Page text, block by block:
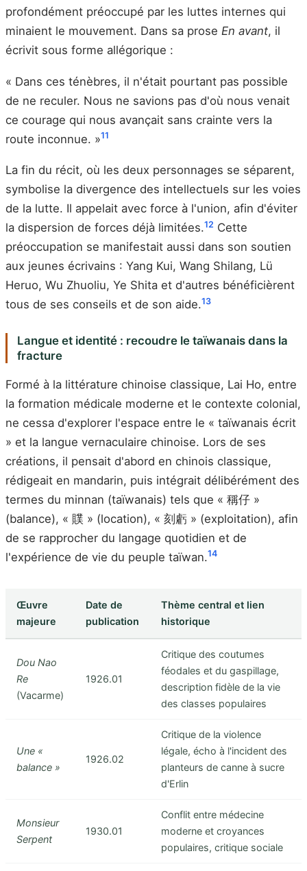
profondément préoccupé par les luttes internes qui
minaient le mouvement. Dans sa prose En avant, il
écrivit sous forme allégorique :
« Dans ces ténèbres, il n'était pourtant pas possible
de ne reculer. Nous ne savions pas d'où nous venait
ce courage qui nous avançait sans crainte vers la
route inconnue. »11
La fin du récit, où les deux personnages se séparent,
symbolise la divergence des intellectuels sur les voies
de la lutte. Il appelait avec force à l'union, afin d'éviter
la dispersion de forces déjà limitées.12 Cette
préoccupation se manifestait aussi dans son soutien
aux jeunes écrivains : Yang Kui, Wang Shilang, Lü
Heruo, Wu Zhuoliu, Ye Shita et d'autres bénéficièrent
tous de ses conseils et de son aide.13
Langue et identité : recoudre le taïwanais dans la
fracture
Formé à la littérature chinoise classique, Lai Ho, entre
la formation médicale moderne et le contexte colonial,
ne cessa d'explorer l'espace entre le « taïwanais écrit
» et la langue vernaculaire chinoise. Lors de ses
créations, il pensait d'abord en chinois classique,
rédigeait en mandarin, puis intégrait délibérément des
termes du minnan (taïwanais) tels que « 稱仔 »
(balance), « 贌 » (location), « 刻虧 » (exploitation), afin
de se rapprocher du langage quotidien et de
l'expérience de vie du peuple taïwan.14
Œuvre
majeure
Date de
publication
Thème central et lien
historique
Dou Nao
Re
(Vacarme)
1926.01
Critique des coutumes
féodales et du gaspillage,
description fidèle de la vie
des classes populaires
Une «
balance »
1926.02
Critique de la violence
légale, écho à l'incident des
planteurs de canne à sucre
d'Erlin
Monsieur
Serpent
1930.01
Conflit entre médecine
moderne et croyances
populaires, critique sociale